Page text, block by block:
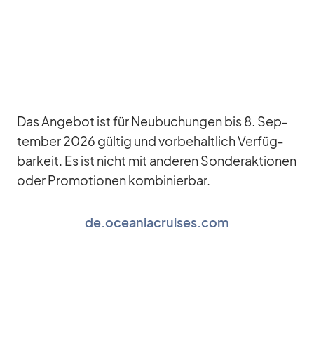
Das An­ge­bot ist für Neu­bu­chun­gen bis 8. Sep­
tem­ber 2026 gül­tig und vor­be­halt­lich Ver­füg­
bar­keit. Es ist nicht mit an­de­ren Son­der­ak­tio­nen
oder Pro­mo­tio­nen kom­bi­nier­bar.
de.oceaniacruises.com